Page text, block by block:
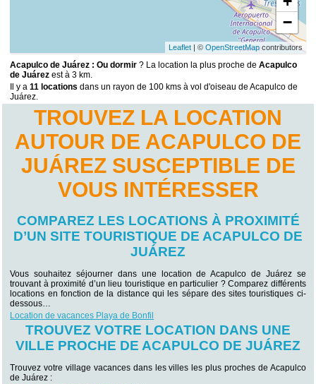
−
Leaflet| © OpenStreetMapcontributors
Acapulco de Juárez : Ou dormir ? La location la plus proche deAcapulco
de Juárez est à 3 km.
Il y a11 locations dans un rayon de 100 kms à vol d'oiseau de Acapulco de
Juárez.
TROUVEZ LA LOCATION
AUTOUR DE ACAPULCO DE
JUÁREZ SUSCEPTIBLE DE
VOUS INTÉRESSER
COMPAREZ LES LOCATIONS À PROXIMITÉ
D’UN SITE TOURISTIQUE DE ACAPULCO DE
JUÁREZ
Vous souhaitez séjourner dans une location de Acapulco de Juárez se
trouvant à proximité d’un lieu touristique en particulier ? Comparez différents
locations en fonction de la distance qui les sépare des sites touristiques ci-
dessous…
Location de vacances Playa de Bonfil
TROUVEZ VOTRE LOCATION DANS UNE
VILLE PROCHE DE ACAPULCO DE JUÁREZ
Trouvez votre village vacances dans les villes les plus proches de Acapulco
de Juárez :